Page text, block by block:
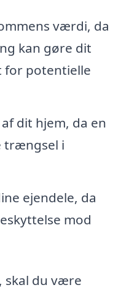
værdi, da
kan gøre dit
for potentielle
dit hjem, da en
trængsel i
ejendele, da
mod
skal du være